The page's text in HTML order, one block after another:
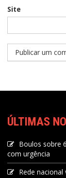
Site
ÚLTIMAS
Boulos sobre
com urgência
Rede